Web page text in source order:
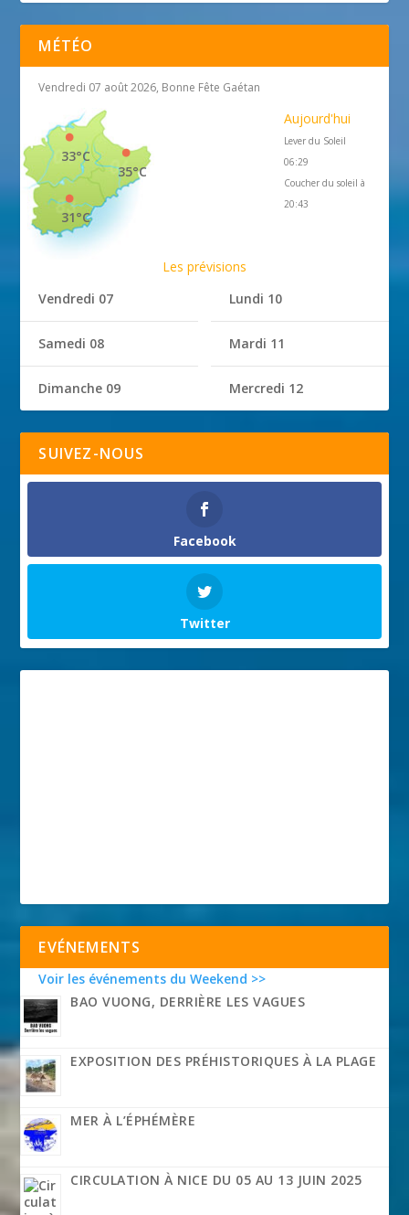
MÉTÉO
Vendredi 07 août 2026, Bonne Fête Gaétan
35°C
33°C
31°C
Aujourd'hui
Lever du Soleil
06:29
Coucher du soleil à
20:43
Les prévisions
Vendredi 07
Samedi 08
Dimanche 09
Lundi 10
Mardi 11
Mercredi 12
SUIVEZ-NOUS
Facebook
Twitter
EVÉNEMENTS
Voir les événements du Weekend >>
BAO VUONG, DERRIÈRE LES VAGUES
EXPOSITION DES PRÉHISTORIQUES À LA PLAGE
MER À L’ÉPHÉMÈRE
CIRCULATION À NICE DU 05 AU 13 JUIN 2025